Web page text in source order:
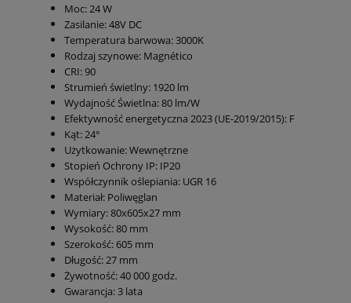
Moc: 24 W
Zasilanie: 48V DC
Temperatura barwowa: 3000K
Rodzaj szynowe: Magnético
CRI: 90
Strumień świetlny: 1920 lm
Wydajność Świetlna: 80 lm/W
Efektywność energetyczna 2023 (UE-2019/2015): F
Kąt: 24°
Użytkowanie: Wewnętrzne
Stopień Ochrony IP: IP20
Współczynnik oślepiania: UGR 16
Materiał: Poliwęglan
Wymiary: 80x605x27 mm
Wysokość: 80 mm
Szerokość: 605 mm
Długość: 27 mm
Żywotność: 40 000 godz.
Gwarancja: 3 lata